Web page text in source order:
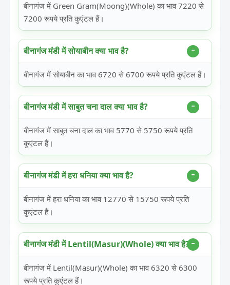
बीनागंज में Green Gram(Moong)(Whole) का भाव 7220 से
7200 रूपये प्रति कुएंटल हैं।
बीनागंज मंडी में सोयाबीन क्या भाव है?
बीनागंज में सोयाबीन का भाव 6720 से 6700 रूपये प्रति कुएंटल हैं।
बीनागंज मंडी में साबुत चना दाल क्या भाव है?
बीनागंज में साबुत चना दाल का भाव 5770 से 5750 रूपये प्रति
कुएंटल हैं।
बीनागंज मंडी में हरा धनिया क्या भाव है?
बीनागंज में हरा धनिया का भाव 12770 से 15750 रूपये प्रति
कुएंटल हैं।
बीनागंज मंडी में Lentil(Masur)(Whole) क्या भाव है?
बीनागंज में Lentil(Masur)(Whole) का भाव 6320 से 6300
रूपये प्रति कुएंटल हैं।